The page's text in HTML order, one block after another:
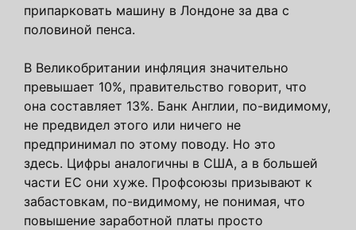
припарковать машину в Лондоне за два с
половиной пенса.
В Великобритании инфляция значительно
превышает 10%, правительство говорит, что
она составляет 13%. Банк Англии, по-видимому,
не предвидел этого или ничего не
предпринимал по этому поводу. Но это
здесь. Цифры аналогичны в США, а в большей
части ЕС они хуже. Профсоюзы призывают к
забастовкам, по-видимому, не понимая, что
повышение заработной платы просто